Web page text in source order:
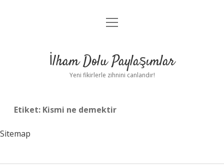
Anasayfa
Yasal Uyarı
menüyü
İlham Dolu Paylaşımlar
Yeni fikirlerle zihnini canlandır!
Etiket: Kismi ne demektir
Sitemap